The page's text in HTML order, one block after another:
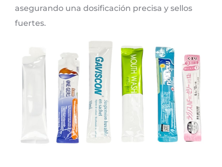
asegurando una dosificación precisa y sellos
fuertes.